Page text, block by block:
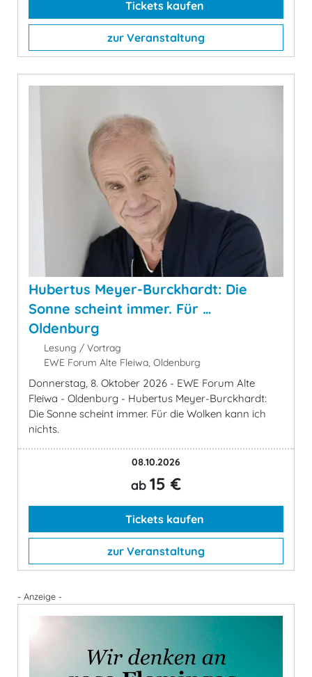
Tickets kaufen
zur Veranstaltung
Hubertus Meyer-Burckhardt: Die
Sonne scheint immer. Für …
Oldenburg
Lesung / Vortrag
EWE Forum Alte Fleiwa, Oldenburg
Donnerstag, 8. Oktober 2026 - EWE Forum Alte
Fleiwa - Oldenburg - Hubertus Meyer-Burckhardt:
Die Sonne scheint immer. Für die Wolken kann ich
nichts.
08.10.2026
ab 15 €
Tickets kaufen
zur Veranstaltung
- Anzeige -